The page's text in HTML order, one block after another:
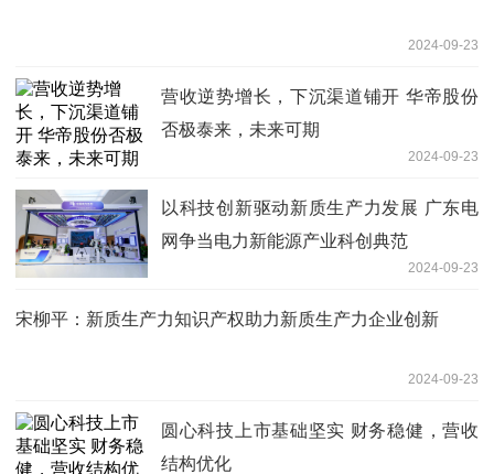
2024-09-23
营收逆势增长，下沉渠道铺开 华帝股份
否极泰来，未来可期
2024-09-23
以科技创新驱动新质生产力发展 广东电
网争当电力新能源产业科创典范
2024-09-23
宋柳平：新质生产力知识产权助力新质生产力企业创新
2024-09-23
圆心科技上市基础坚实 财务稳健，营收
结构优化